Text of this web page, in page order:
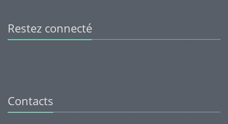
Restez connecté
Contacts